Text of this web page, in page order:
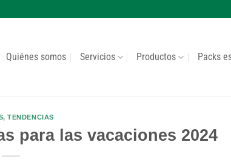
Quiénes somos Servicios Productos Packs
,TENDENCIAS
para las vacaciones 2024